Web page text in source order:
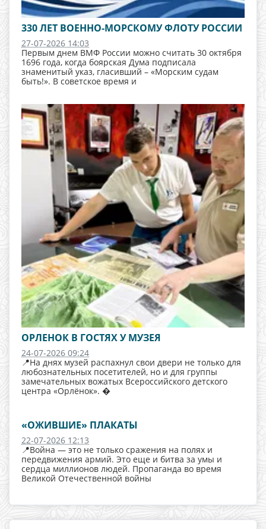
330 ЛЕТ ВОЕННО-МОРСКОМУ ФЛОТУ РОССИИ
27-07-2026 14:03
Первым днем ВМФ России можно считать 30 октября
1696 года, когда боярская Дума подписала
знаменитый указ, гласивший – «Морским судам
быть!». В советское время и
ОРЛЕНОК В ГОСТЯХ У МУЗЕЯ
24-07-2026 09:24
📍На днях музей распахнул свои двери не только для
любознательных посетителей, но и для группы
замечательных вожатых Всероссийского детского
центра «Орлёнок». �
«ОЖИВШИЕ» ПЛАКАТЫ
22-07-2026 12:13
📍Война — это не только сражения на полях и
передвижения армий. Это еще и битва за умы и
сердца миллионов людей. Пропаганда во время
Великой Отечественной войны